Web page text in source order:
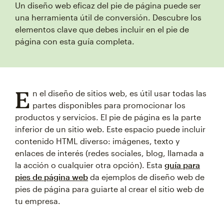
Un diseño web eficaz del pie de página puede ser
una herramienta útil de conversión. Descubre los
elementos clave que debes incluir en el pie de
página con esta guía completa.
E n el diseño de sitios web, es útil usar todas las
partes disponibles para promocionar los
productos y servicios. El pie de página es la parte
inferior de un sitio web. Este espacio puede incluir
contenido HTML diverso: imágenes, texto y
enlaces de interés (redes sociales, blog, llamada a
la acción o cualquier otra opción). Esta guía para
pies de página web da ejemplos de diseño web de
pies de página para guiarte al crear el sitio web de
tu empresa.